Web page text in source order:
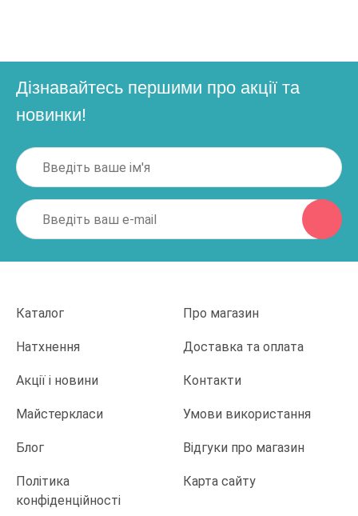
Дізнавайтесь першими про акції та
новинки!
Каталог Про магазин
Натхнення Доставка та оплата
Акції і новини Контакти
Майстеркласи Умови використання
Блог Відгуки про магазин
Політика
конфіденційності
Карта сайту